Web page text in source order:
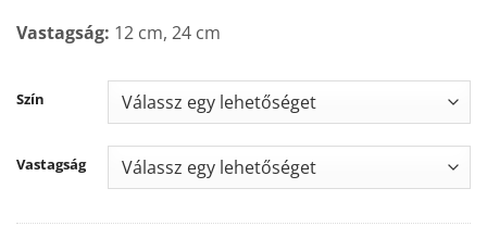
Vastagság: 12 cm, 24 cm
Szín
Vastagság